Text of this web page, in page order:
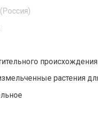
происхождения
растения